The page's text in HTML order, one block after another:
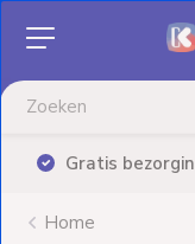
Gratis
Elektrische
verwarming
Home